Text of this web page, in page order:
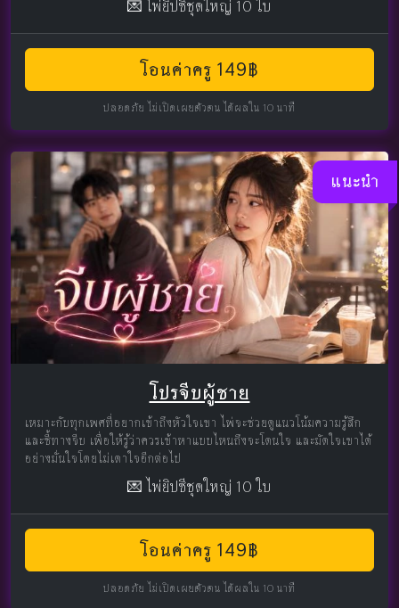
💌 ไพ่ยิปซีชุดใหญ่ 10 ใบ
โอนค่าครู 149฿
ปลอดภัย ไม่เปิดเผยตัวตน ได้ผลใน 10 นาที
แนะนำ
โปรจีบผู้ชาย
เหมาะกับทุกเพศที่อยากเข้าถึงหัวใจเขา ไพ่จะช่วยดูแนวโน้มความรู้สึก
และชี้ทางจีบ เพื่อให้รู้ว่าควรเข้าหาแบบไหนถึงจะโดนใจ และมัดใจเขาได้
อย่างมั่นใจโดยไม่เดาใจอีกต่อไป
💌 ไพ่ยิปซีชุดใหญ่ 10 ใบ
โอนค่าครู 149฿
ปลอดภัย ไม่เปิดเผยตัวตน ได้ผลใน 10 นาที